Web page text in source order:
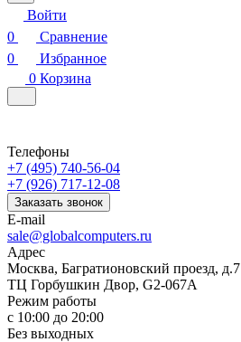
Войти
0
Сравнение
0
Избранное
0 Корзина
Телефоны
+7 (495) 740-56-04
+7 (926) 717-12-08
Заказать звонок
E-mail
sale@globalcomputers.ru
Адрес
Москва, Багратионовский проезд,
ТЦ Горбушкин Двор, G2-067A
Режим работы
с 10:00 до 20:00
Без выходных